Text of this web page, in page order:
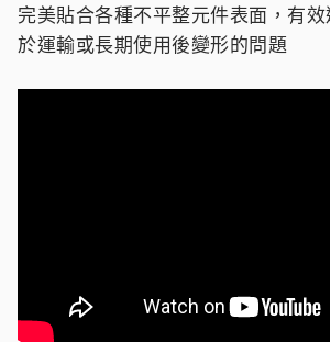
完美貼合各種不平整元件表面，有
於運輸或長期使用後變形的問題